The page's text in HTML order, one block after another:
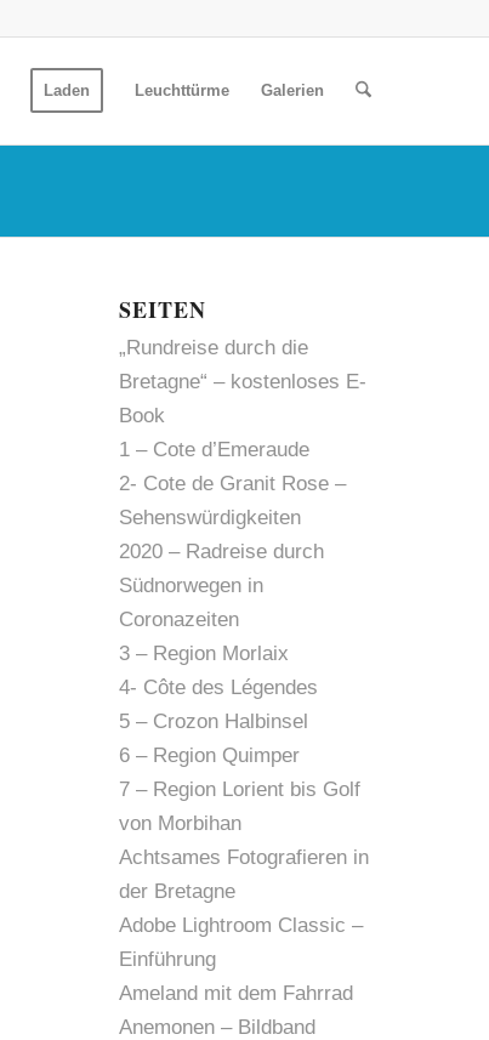
Laden Leuchttürme Galerien
SEITEN
„Rundreise durch die
Bretagne“ – kostenloses E-
Book
1 – Cote d’Emeraude
2- Cote de Granit Rose –
Sehenswürdigkeiten
2020 – Radreise durch
Südnorwegen in
Coronazeiten
3 – Region Morlaix
4- Côte des Légendes
5 – Crozon Halbinsel
6 – Region Quimper
7 – Region Lorient bis Golf
von Morbihan
Achtsames Fotografieren in
der Bretagne
Adobe Lightroom Classic –
Einführung
Ameland mit dem Fahrrad
Anemonen – Bildband